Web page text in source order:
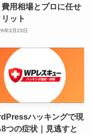
用相場とプロに任せ
ット
年3月23日
ハッキングで現
つの症状｜見逃すと